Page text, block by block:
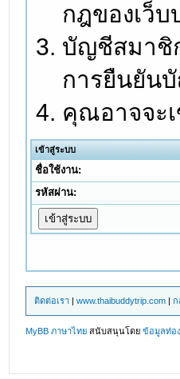
กฎของเว็
บัญชีสมาชิ
การยืนยัน
คุณอาจจะ
เข้าสู่ระบบ
ชื่อใช้งาน:
รหัสผ่าน:
ติดต่อเรา |www.thaibuddytrip.com |ก
MyBB ภาษาไทย สนับสนุนโดยข้อมูลท่อ